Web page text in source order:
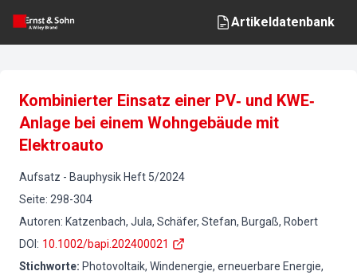
Artikeldatenbank
Kombinierter Einsatz einer PV‐ und KWE‐
Anlage bei einem Wohngebäude mit
Elektroauto
Aufsatz - Bauphysik Heft 5/2024
Seite: 298-304
Autoren: Katzenbach, Jula, Schäfer, Stefan, Burgaß, Robert
DOI : 10.1002/bapi.202400021
Stichworte: Photovoltaik, Windenergie, erneuerbare Energie,